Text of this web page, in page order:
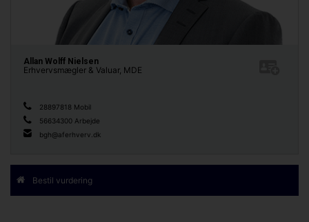
Allan Wolff Nielsen
Erhvervsmægler & Valuar, MDE
28897818 Mobil
56634300 Arbejde
bgh@aferhverv.dk
Bestil vurdering